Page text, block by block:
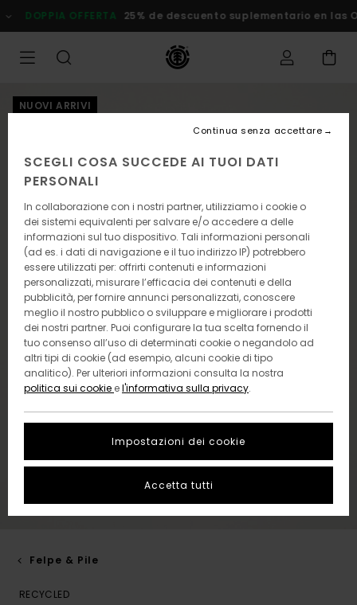
alle
informazioni
prodotto
DOPPIA OFFERTA 25% de descuento suplementario en las
NUOVI ARRIVI
Felpe & Pile
RECYCLED
SCEGLI COSA SUCCEDE AI TUOI DATI
PERSONALI
In collaborazione con i nostri partner, utilizziamo i cookie o
dei sistemi equivalenti per salvare e/o accedere a delle
informazioni sul tuo dispositivo. Tali informazioni personali
(ad es. i dati di navigazione e il tuo indirizzo IP) potrebbero
essere utilizzati per: offrirti contenuti e informazioni
personalizzati, misurare l’efficacia dei contenuti e della
pubblicità, per fornire annunci personalizzati, conoscere
meglio il nostro pubblico o sviluppare e migliorare i prodotti
dei nostri partner. Puoi configurare la tua scelta fornendo il
tuo consenso all’uso di determinati cookie o negandolo ad
altri tipi di cookie (ad esempio, alcuni cookie di tipo
analitico). Per ulteriori informazioni consulta la nostra
politica sui cookie el'informativa sulla privacy.
Impostazioni dei cookie
Continua senza accettare
Accetta tutti